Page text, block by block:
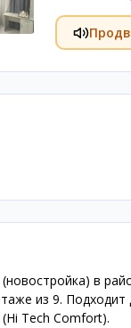
в
из 9.
Tech Comfort).